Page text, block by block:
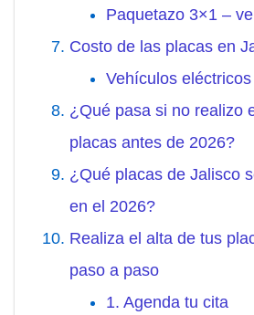
Paquetazo 3×1 –
Costo de las placas en
Vehículos
¿Qué pasa si no realizo
placas antes de 2026?
¿Qué placas de Jalisco
en el 2026?
Realiza el alta de tus
paso a paso
1. Agenda tu cita